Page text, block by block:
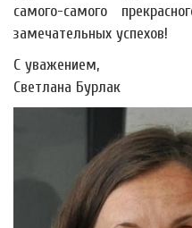
самого-самого
замечательных успехов!
С уважением,
Светлана Бурлак